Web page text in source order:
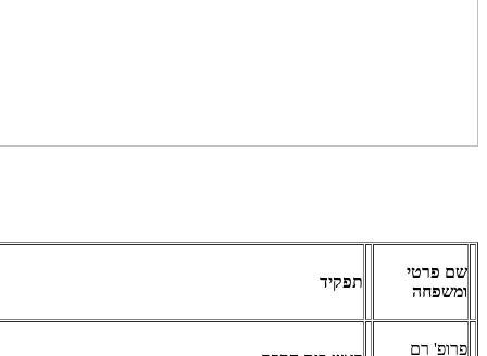
שם פרטי
ומשפחה
תפקיד
פרופ' רם